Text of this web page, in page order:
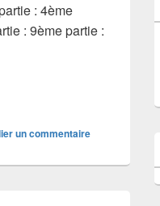
: 4ème
: 9ème partie :
un commentaire